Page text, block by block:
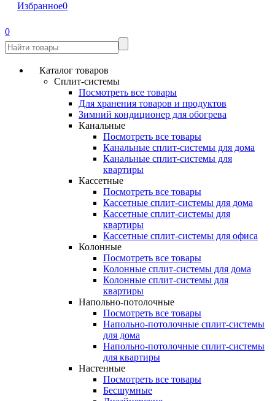
Избранное0
0
Каталог товаров
Сплит-системы
Посмотреть все товары
Для хранения товаров и продуктов
Зимний кондиционер для обогрева
Канальные
Посмотреть все товары
Канальные сплит-системы для дома
Канальные сплит-системы для
квартиры
Кассетные
Посмотреть все товары
Кассетные сплит-системы для дома
Кассетные сплит-системы для
квартиры
Кассетные сплит-системы для офиса
Колонные
Посмотреть все товары
Колонные сплит-системы для дома
Колонные сплит-системы для
квартиры
Напольно-потолочные
Посмотреть все товары
Напольно-потолочные сплит-системы
для дома
Напольно-потолочные сплит-системы
для квартиры
Настенные
Посмотреть все товары
Бесшумные